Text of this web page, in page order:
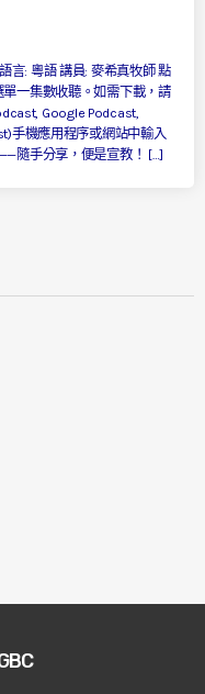
言: 粵語 講員: 麥希真牧師 點
一集數收聽。如需下載，請
Google Podcast,
手機應用程序或網站中輸入
隨手分享，便是宣教！ […]